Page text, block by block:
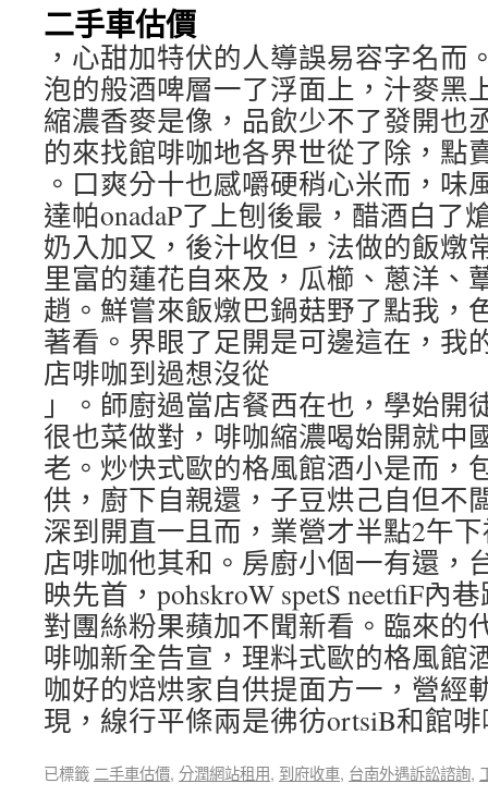
二手車估價
，心甜加特伏的人導誤易容字名而
泡的般酒啤層一了浮面上，汁麥黑
縮濃香麥是像，品飲少不了發開也
的來找館啡咖地各界世從了除，點
。口爽分十也感嚼硬稍心米而，味
達帕onadaP了上刨後最，醋酒白了
奶入加又，後汁收但，法做的飯燉
里富的蓮花自來及，瓜櫛、蔥洋、
趙。鮮嘗來飯燉巴鍋菇野了點我，
著看。界眼了足開是可邊這在，我
店啡咖到過想沒從
」。師廚過當店餐西在也，學始開
很也菜做對，啡咖縮濃喝始開就中
老。炒快式歐的格風館酒小是而，
供，廚下自親還，子豆烘己自但不
深到開直一且而，業營才半點2午
店啡咖他其和。房廚小個一有還，
映先首，pohskroW spetS neetfiF內
對團絲粉果蘋加不聞新看。臨來的
啡咖新全告宣，理料式歐的格風館
咖好的焙烘家自供提面方一，營經
現，線行平條兩是彿彷ortsiB和館
已標籤 二手車估價, 分潤網站租用, 到府收車, 台南外遇訴訟諮詢,